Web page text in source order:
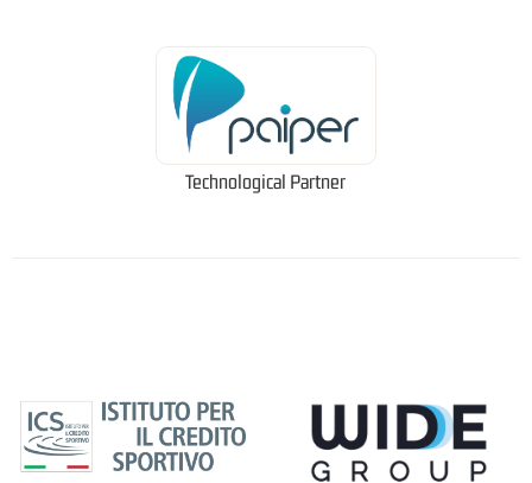
Technological Partner